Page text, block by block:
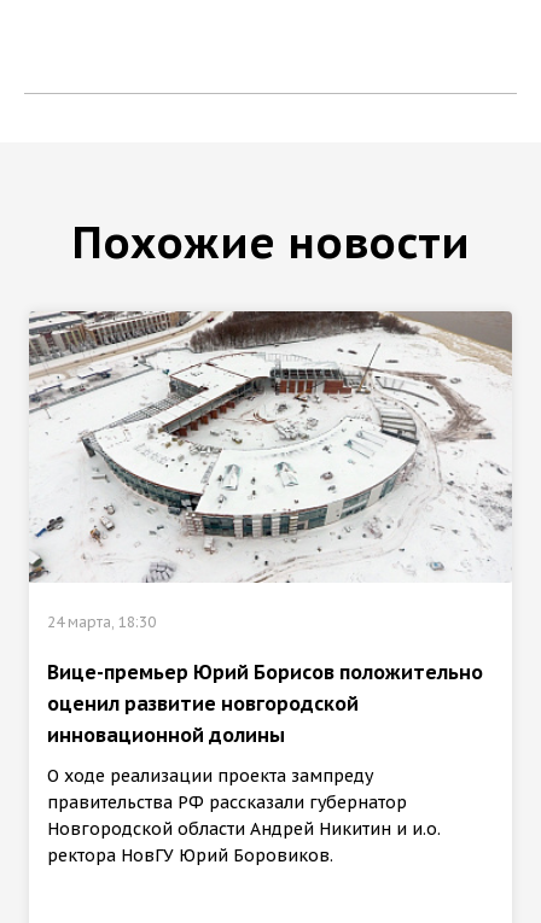
Похожие новости
24 марта, 18:30
Вице-премьер Юрий Борисов положительно
оценил развитие новгородской
инновационной долины
О ходе реализации проекта зампреду
правительства РФ рассказали губернатор
Новгородской области Андрей Никитин и и.о.
ректора НовГУ Юрий Боровиков.